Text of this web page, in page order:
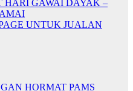
HARI GAWAI DAYAK –
UNTUK JUALAN
HORMAT PAMS